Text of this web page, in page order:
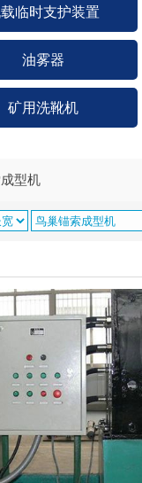
临时支护装置
油雾器
矿用洗靴机
型机